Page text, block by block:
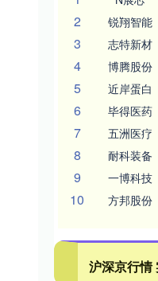
2 锐翔智能
3 志特新材
4 博腾股份
5 近岸蛋白
6 毕得医药
7 五洲医疗
8 耐科装备
9 一博科技
10 方邦股份
沪深京行情